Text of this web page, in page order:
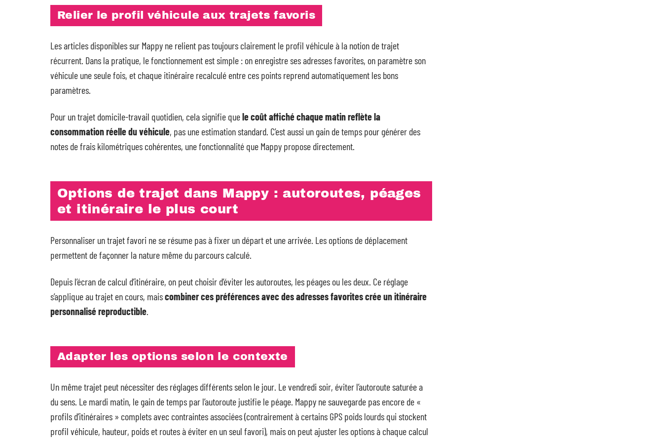
Relier le profil véhicule aux trajets favoris
Les articles disponibles sur Mappy ne relient pas toujours clairement le profil véhicule à la notion de trajet
récurrent. Dans la pratique, le fonctionnement est simple : on enregistre ses adresses favorites, on paramètre son
véhicule une seule fois, et chaque itinéraire recalculé entre ces points reprend automatiquement les bons
paramètres.
Pour un trajet domicile-travail quotidien, cela signifie quele coût affiché chaque matin reflète la
consommation réelle du véhicule, pas une estimation standard. C’est aussi un gain de temps pour générer des
notes de frais kilométriques cohérentes, une fonctionnalité que Mappy propose directement.
Options de trajet dans Mappy : autoroutes, péages
et itinéraire le plus court
Personnaliser un trajet favori ne se résume pas à fixer un départ et une arrivée. Les options de déplacement
permettent de façonner la nature même du parcours calculé.
Depuis l’écran de calcul d’itinéraire, on peut choisir d’éviter les autoroutes, les péages ou les deux. Ce réglage
s’applique au trajet en cours, maiscombiner ces préférences avec des adresses favorites crée un itinéraire
personnalisé reproductible.
Adapter les options selon le contexte
Un même trajet peut nécessiter des réglages différents selon le jour. Le vendredi soir, éviter l’autoroute saturée a
du sens. Le mardi matin, le gain de temps par l’autoroute justifie le péage. Mappy ne sauvegarde pas encore de «
profils d’itinéraires » complets avec contraintes associées (contrairement à certains GPS poids lourds qui stockent
profil véhicule, hauteur, poids et routes à éviter en un seul favori), mais on peut ajuster les options à chaque calcul